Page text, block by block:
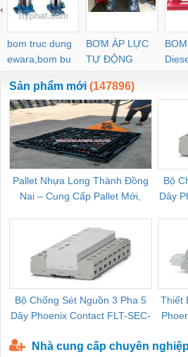
bom truc dung
ewara,bom bu
ewara
BƠM ÁP LỰC
TỰ ĐỘNG
‹
Sản phẩm mới (147896)
Pallet Nhựa Long Thành Đồng
Nai – Cung Cấp Pallet Mới,
Bộ
Dây
Bộ Chống Sét Nguồn 3 Pha 5
Dây Phoenix Contact FLT-SEC-
Thiết
Nhà cung cấp chuyên